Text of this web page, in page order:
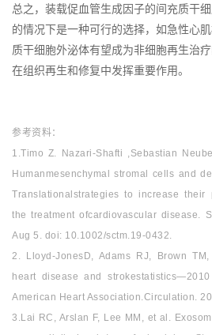
总之，装载促血管生成因子的间充质干
的情况下是一种可行的选择，如急性心
质干细胞外泌体有望成为非细胞再生治
在组织再生和修复中发挥重要作用。
参考资料：
1.Timo Z. Nazari‐Shafti ,Sebastian
Humanmesenchymal stromal cells and
Translationalstrategies to increase
the treatment ofcardiovascular disease.
Aug 5. doi: 10.1002/sctm.19-0432.
2. Lloyd‐JonesD, Adams RJ, Brown
heart disease and
American Heart Association.Circulation.
3.Lai RC, Arslan F, Lee MM, et al.